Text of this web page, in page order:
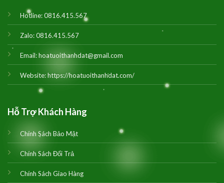
Hotline:0816.415.567
Zalo:0816.415.567
Email:hoatuoithanhdat@gmail.com
Website:https://hoatuoithanhdat.com/
Hỗ Trợ Khách Hàng
Chính Sách Bảo Mật
Chính Sách Đổi Trả
Chính Sách Giao Hàng